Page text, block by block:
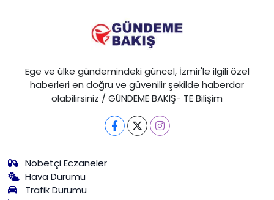
Ege ve ülke gündemindeki güncel, İzmir'le ilgili özel
haberleri en doğru ve güvenilir şekilde haberdar
olabilirsiniz / GÜNDEME BAKIŞ- TE Bilişim
Nöbetçi Eczaneler
Hava Durumu
Trafik Durumu